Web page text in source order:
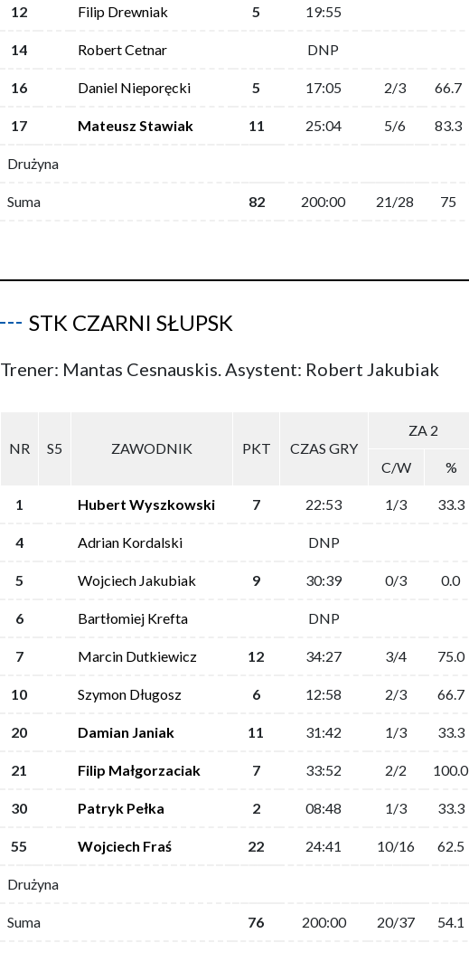
12 Filip Drewniak 5 19:55
14 Robert Cetnar DNP
16 Daniel Nieporęcki 5 17:05 2/3 66.7
17 Mateusz Stawiak 11 25:04 5/6 83.3
Drużyna
Suma 82 200:00 21/28 75
STK CZARNI SŁUPSK
Trener: Mantas Cesnauskis. Asystent: Robert Jakubiak
NR S5 ZAWODNIK PKT CZAS GRY
ZA 2
C/W
%
1 Hubert Wyszkowski 7 22:53 1/3 33.3
4 Adrian Kordalski DNP
5 Wojciech Jakubiak 9 30:39 0/3 0.0
6 Bartłomiej Krefta DNP
7 Marcin Dutkiewicz 12 34:27 3/4 75.0
10 Szymon Długosz 6 12:58 2/3 66.7
20 Damian Janiak 11 31:42 1/3 33.3
21 Filip Małgorzaciak 7 33:52 2/2 100.0
30 Patryk Pełka 2 08:48 1/3 33.3
55 Wojciech Fraś 22 24:41 10/16 62.5
Drużyna
Suma 76 200:00 20/37 54.1